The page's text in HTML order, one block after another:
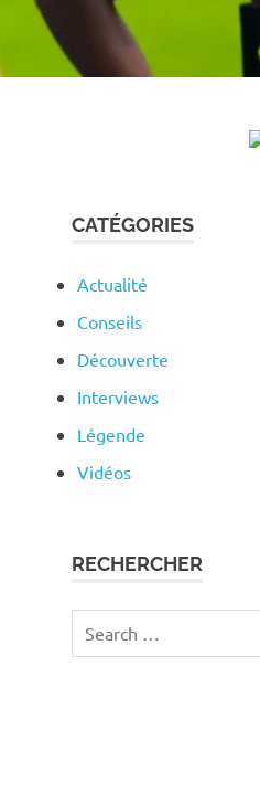
CATÉGORIES
Actualité
Conseils
Découverte
Interviews
Légende
Vidéos
RECHERCHER
for: